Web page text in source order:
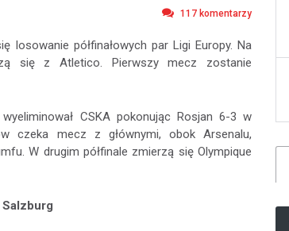
117 komentarzy
losowanie półfinałowych par Ligi Europy. Na
się z Atletico. Pierwszy mecz zostanie
CSKA pokonując Rosjan 6-3 w
czeka mecz z głównymi, obok Arsenalu,
W drugim półfinale zmierzą się Olympique